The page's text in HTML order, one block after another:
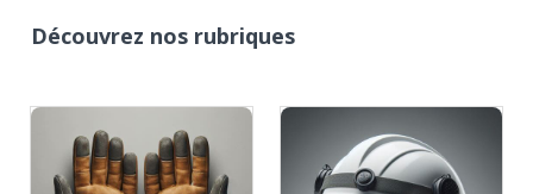
Découvrez nos rubriques